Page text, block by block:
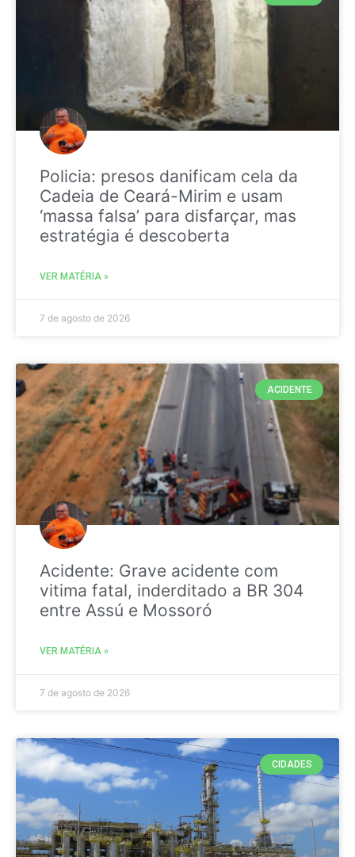
Policia: presos danificam cela da
Cadeia de Ceará-Mirim e usam
‘massa falsa’ para disfarçar, mas
estratégia é descoberta
VER MATÉRIA »
7 de agosto de 2026
ACIDENTE
Acidente: Grave acidente com
vitima fatal, inderditado a BR 304
entre Assú e Mossoró
VER MATÉRIA »
7 de agosto de 2026
CIDADES